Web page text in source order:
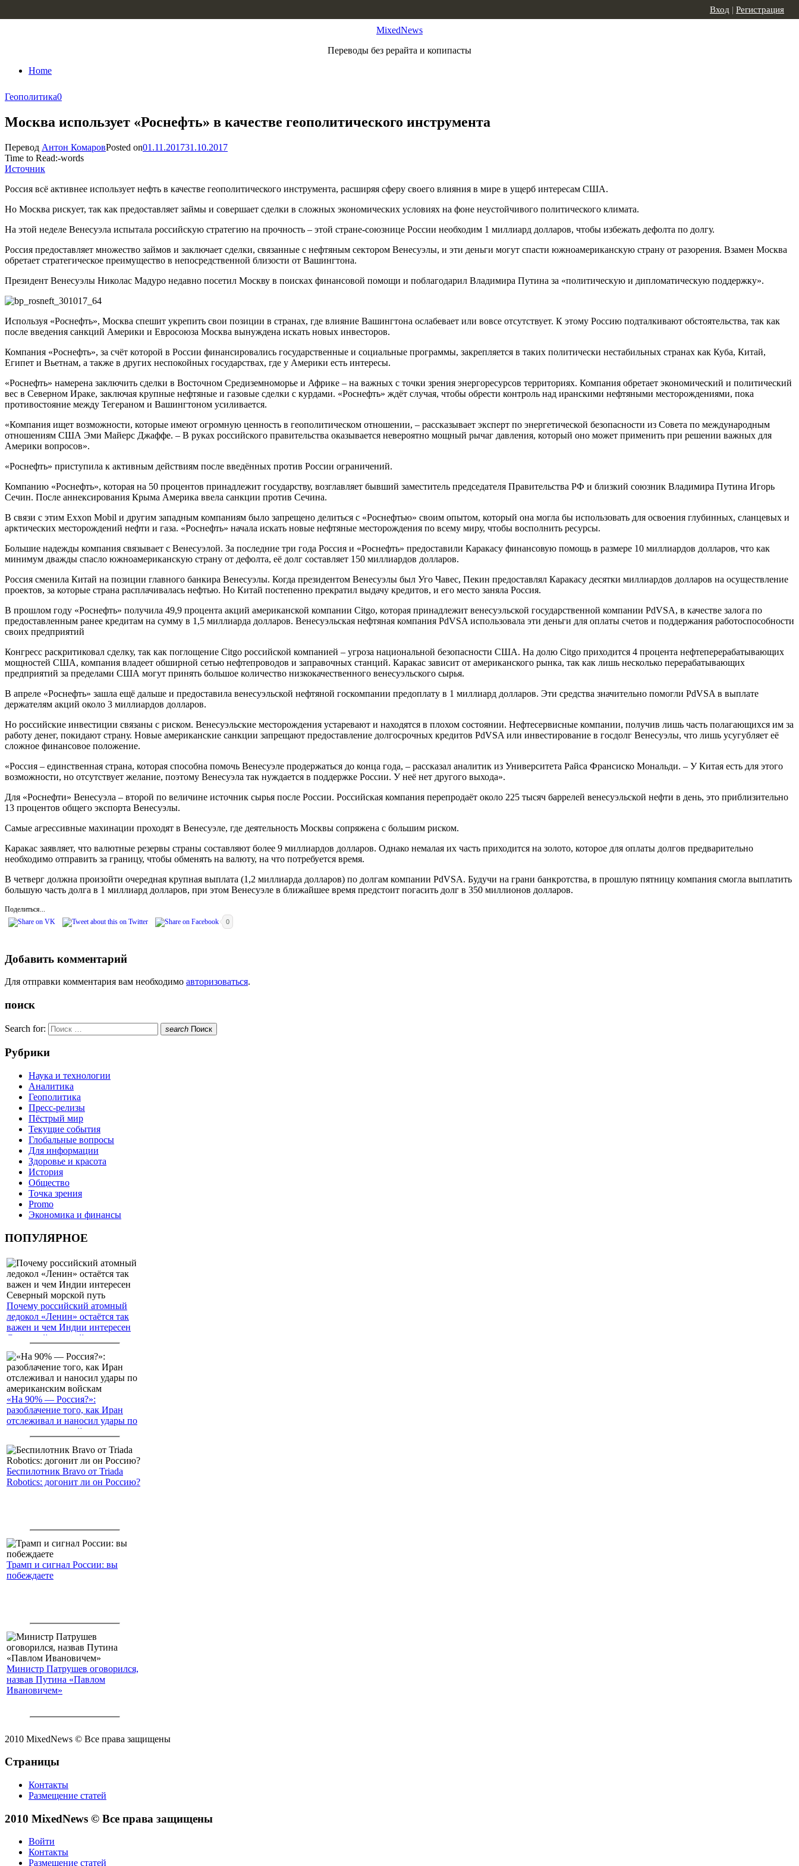
MixedNews
Переводы без рерайта и копипасты
Home
Вход | Регистрация
Геополитика0
Москва использует «Роснефть» в качестве геополитического инструмента
Перевод Антон КомаровPosted on01.11.201731.10.2017
Time to Read:-words
Источник
Россия всё активнее использует нефть в качестве геополитического инструмента, расширяя сферу своего влияния в мире в ущерб интересам США.
Но Москва рискует, так как предоставляет займы и совершает сделки в сложных экономических условиях на фоне неустойчивого политического климата.
На этой неделе Венесуэла испытала российскую стратегию на прочность – этой стране-союзнице России необходим 1 миллиард долларов, чтобы избежать дефолта по долгу.
Россия предоставляет множество займов и заключает сделки, связанные с нефтяным сектором Венесуэлы, и эти деньги могут спасти южноамериканскую страну от разорения. Взамен Москва
обретает стратегическое преимущество в непосредственной близости от Вашингтона.
Президент Венесуэлы Николас Мадуро недавно посетил Москву в поисках финансовой помощи и поблагодарил Владимира Путина за «политическую и дипломатическую поддержку».
Используя «Роснефть», Москва спешит укрепить свои позиции в странах, где влияние Вашингтона ослабевает или вовсе отсутствует. К этому Россию подталкивают обстоятельства, так как
после введения санкций Америки и Евросоюза Москва вынуждена искать новых инвесторов.
Компания «Роснефть», за счёт которой в России финансировались государственные и социальные программы, закрепляется в таких политически нестабильных странах как Куба, Китай,
Египет и Вьетнам, а также в других неспокойных государствах, где у Америки есть интересы.
«Роснефть» намерена заключить сделки в Восточном Средиземноморье и Африке – на важных с точки зрения энергоресурсов территориях. Компания обретает экономический и политический
вес в Северном Ираке, заключая крупные нефтяные и газовые сделки с курдами. «Роснефть» ждёт случая, чтобы обрести контроль над иранскими нефтяными месторождениями, пока
противостояние между Тегераном и Вашингтоном усиливается.
«Компания ищет возможности, которые имеют огромную ценность в геополитическом отношении, – рассказывает эксперт по энергетической безопасности из Совета по международным
отношениям США Эми Майерс Джаффе. – В руках российского правительства оказывается невероятно мощный рычаг давления, который оно может применить при решении важных для
Америки вопросов».
«Роснефть» приступила к активным действиям после введённых против России ограничений.
Компанию «Роснефть», которая на 50 процентов принадлежит государству, возглавляет бывший заместитель председателя Правительства РФ и близкий союзник Владимира Путина Игорь
Сечин. После аннексирования Крыма Америка ввела санкции против Сечина.
В связи с этим Exxon Mobil и другим западным компаниям было запрещено делиться с «Роснефтью» своим опытом, который она могла бы использовать для освоения глубинных, сланцевых и
арктических месторождений нефти и газа. «Роснефть» начала искать новые нефтяные месторождения по всему миру, чтобы восполнить ресурсы.
Большие надежды компания связывает с Венесуэлой. За последние три года Россия и «Роснефть» предоставили Каракасу финансовую помощь в размере 10 миллиардов долларов, что как
минимум дважды спасло южноамериканскую страну от дефолта, её долг составляет 150 миллиардов долларов.
Россия сменила Китай на позиции главного банкира Венесуэлы. Когда президентом Венесуэлы был Уго Чавес, Пекин предоставлял Каракасу десятки миллиардов долларов на осуществление
проектов, за которые страна расплачивалась нефтью. Но Китай постепенно прекратил выдачу кредитов, и его место заняла Россия.
В прошлом году «Роснефть» получила 49,9 процента акций американской компании Citgo, которая принадлежит венесуэльской государственной компании PdVSA, в качестве залога по
предоставленным ранее кредитам на сумму в 1,5 миллиарда долларов. Венесуэльская нефтяная компания PdVSA использовала эти деньги для оплаты счетов и поддержания работоспособности
своих предприятий
Конгресс раскритиковал сделку, так как поглощение Citgo российской компанией – угроза национальной безопасности США. На долю Citgo приходится 4 процента нефтеперерабатывающих
мощностей США, компания владеет обширной сетью нефтепроводов и заправочных станций. Каракас зависит от американского рынка, так как лишь несколько перерабатывающих
предприятий за пределами США могут принять большое количество низкокачественного венесуэльского сырья.
В апреле «Роснефть» зашла ещё дальше и предоставила венесуэльской нефтяной госкомпании предоплату в 1 миллиард долларов. Эти средства значительно помогли PdVSA в выплате
держателям акций около 3 миллиардов долларов.
Но российские инвестиции связаны с риском. Венесуэльские месторождения устаревают и находятся в плохом состоянии. Нефтесервисные компании, получив лишь часть полагающихся им за
работу денег, покидают страну. Новые американские санкции запрещают предоставление долгосрочных кредитов PdVSA или инвестирование в госдолг Венесуэлы, что лишь усугубляет её
сложное финансовое положение.
«Россия – единственная страна, которая способна помочь Венесуэле продержаться до конца года, – рассказал аналитик из Университета Райса Франсиско Мональди. – У Китая есть для этого
возможности, но отсутствует желание, поэтому Венесуэла так нуждается в поддержке России. У неё нет другого выхода».
Для «Роснефти» Венесуэла – второй по величине источник сырья после России. Российская компания перепродаёт около 225 тысяч баррелей венесуэльской нефти в день, это приблизительно
13 процентов общего экспорта Венесуэлы.
Самые агрессивные махинации проходят в Венесуэле, где деятельность Москвы сопряжена с большим риском.
Каракас заявляет, что валютные резервы страны составляют более 9 миллиардов долларов. Однако немалая их часть приходится на золото, которое для оплаты долгов предварительно
необходимо отправить за границу, чтобы обменять на валюту, на что потребуется время.
В четверг должна произойти очередная крупная выплата (1,2 миллиарда долларов) по долгам компании PdVSA. Будучи на грани банкротства, в прошлую пятницу компания смогла выплатить
большую часть долга в 1 миллиард долларов, при этом Венесуэле в ближайшее время предстоит погасить долг в 350 миллионов долларов.
Поделиться...
0
Добавить комментарий
Для отправки комментария вам необходимо авторизоваться.
поиск
Search for: search Поиск
Рубрики
Наука и технологии
Аналитика
Геополитика
Пресс-релизы
Пёстрый мир
Текущие события
Глобальные вопросы
Для информации
Здоровье и красота
История
Общество
Точка зрения
Promo
Экономика и финансы
ПОПУЛЯРНОЕ
Почему российский атомный
ледокол «Ленин» остаётся так
важен и чем Индии интересен
Северный морской путь
«На 90% — Россия?»:
разоблачение того, как Иран
отслеживал и наносил удары по
американским войскам
Беспилотник Bravo от Triada
Robotics: догонит ли он Россию?
Трамп и сигнал России: вы
побеждаете
Министр Патрушев оговорился,
назвав Путина «Павлом
Ивановичем»
2010 MixedNews © Все права защищены
Страницы
Контакты
Размещение статей
2010 MixedNews © Все права защищены
Войти
Контакты
Размещение статей